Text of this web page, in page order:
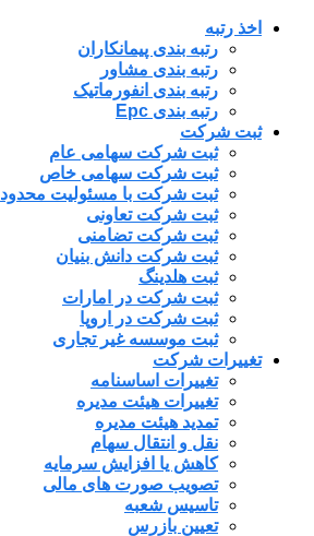
اخذ رتبه
رتبه بندی پیمانکاران
رتبه بندی مشاور
رتبه بندی انفورماتیک
رتبه بندی Epc
ثبت شرکت
ثبت شرکت سهامی عام
ثبت شرکت سهامی خاص
ثبت شرکت با مسئولیت محدود
ثبت شرکت تعاونی
ثبت شرکت تضامنی
ثبت شرکت دانش بنیان
ثبت هلدینگ
ثبت شرکت در امارات
ثبت شرکت در اروپا
ثبت موسسه غیر تجاری
تغییرات شرکت
تغییرات اساسنامه
تغییرات هیئت مدیره
تمدید هیئت مدیره
نقل و انتقال سهام
کاهش یا افزایش سرمایه
تصویب صورت های مالی
تاسیس شعبه
تعیین بازرس